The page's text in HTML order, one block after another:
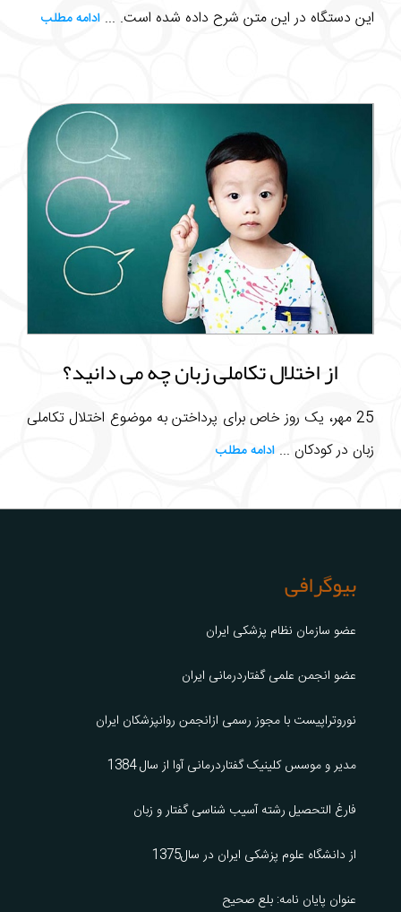
این دستگاه در این متن شرح داده شده است. ... ادامه مطلب
از اختلال تکاملی زبان چه می دانید؟
25 مهر، یک روز خاص برای پرداختن به موضوع اختلال تکاملی
زبان در کودکان ... ادامه مطلب
بیوگرافی
عضو سازمان نظام پزشکی ایران
عضو انجمن علمی گفتاردرمانی ایران
نوروتراپیست با مجوز رسمی ازانجمن روانپزشکان ایران
مدیر و موسس کلینیک گفتاردرمانی آوا از سال 1384
فارغ التحصیل رشته آسیب شناسی گفتار و زبان
از دانشگاه علوم پزشکی ایران در سال1375
عنوان پایان نامه: بلع صحیح